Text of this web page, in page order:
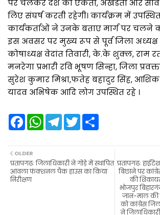
पर चलकर देश की एकता, अखंडता और
लिए संघर्ष करती रहेगी। कार्यक्रम में
कार्यकर्ताओं ने उनके बताए मार्ग पर चलने
इस अवसर पर मुख्य रूप से पूर्व जिला अध्यक्ष
कोषाध्यक्ष वेदांत तिवारी, के.के शुक्ल, राम
मनरेगा प्रभारी रवि भूषण सिन्हा, जिला
सुरेश कुमार मिश्रा,फतेह बहादुर सिंह,
यादव अभिषेक आदि लोग उपस्थित रहे ।
F
a
b
o
o
k
W
A
p
p
T
e
r
a
m
T
w
e
r
प्रतापगढः
बिछाने पर
की
भोजपुर
जान-माल की
को कांग्रेस
ने
OLDER
प्रतापगढः जिलाधिकारी ने गोड़े में स्थापित
आंवला फंक्शनल पैक हाउस का किया
निरीक्षण